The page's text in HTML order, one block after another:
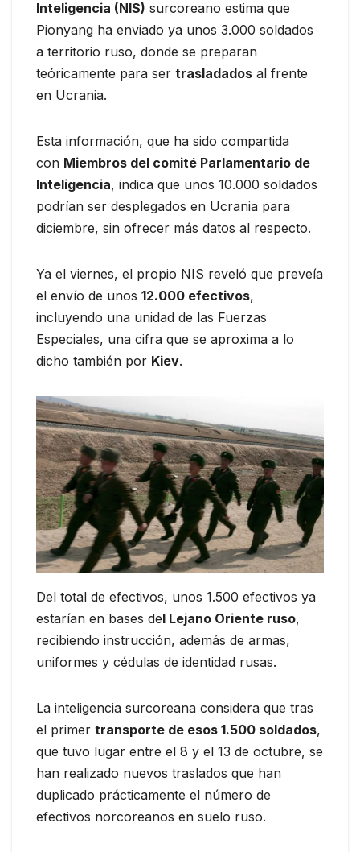
Inteligencia (NIS) surcoreano estima que
Pionyang ha enviado ya unos 3.000 soldados
a territorio ruso, donde se preparan
teóricamente para ser trasladados al frente
en Ucrania.
Esta información, que ha sido compartida
con Miembros del comité Parlamentario de
Inteligencia, indica que unos 10.000 soldados
podrían ser desplegados en Ucrania para
diciembre, sin ofrecer más datos al respecto.
Ya el viernes, el propio NIS reveló que preveía
el envío de unos 12.000 efectivos,
incluyendo una unidad de las Fuerzas
Especiales, una cifra que se aproxima a lo
dicho también por Kiev.
Del total de efectivos, unos 1.500 efectivos ya
estarían en bases del Lejano Oriente ruso,
recibiendo instrucción, además de armas,
uniformes y cédulas de identidad rusas.
La inteligencia surcoreana considera que tras
el primer transporte de esos 1.500 soldados,
que tuvo lugar entre el 8 y el 13 de octubre, se
han realizado nuevos traslados que han
duplicado prácticamente el número de
efectivos norcoreanos en suelo ruso.